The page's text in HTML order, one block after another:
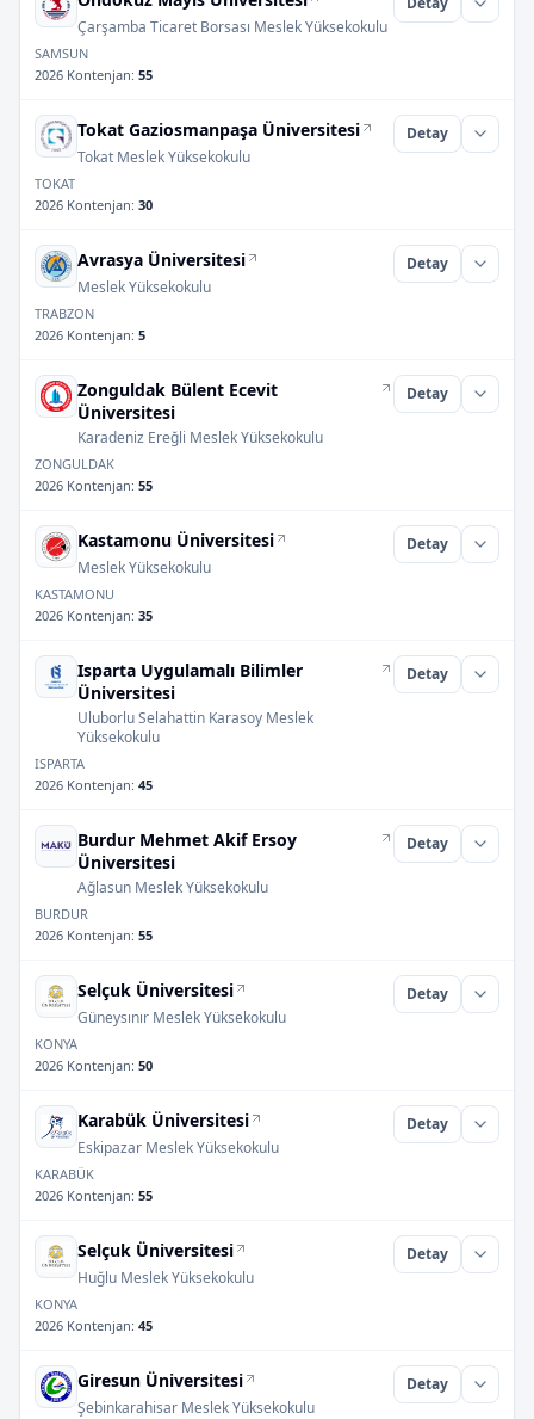
Çarşamba Ticaret Borsası Meslek Yüksekokulu
SAMSUN
2026 Kontenjan: 55
Tokat Gaziosmanpaşa Üniversitesi
Tokat Meslek Yüksekokulu
Detay
TOKAT
2026 Kontenjan: 30
Avrasya Üniversitesi
Meslek Yüksekokulu
Detay
TRABZON
2026 Kontenjan: 5
Zonguldak Bülent Ecevit
Üniversitesi
Karadeniz Ereğli Meslek Yüksekokulu
Detay
ZONGULDAK
2026 Kontenjan: 55
Kastamonu Üniversitesi
Meslek Yüksekokulu
Detay
KASTAMONU
2026 Kontenjan: 35
Isparta Uygulamalı Bilimler
Üniversitesi
Uluborlu Selahattin Karasoy Meslek
Yüksekokulu
Detay
ISPARTA
2026 Kontenjan: 45
Burdur Mehmet Akif Ersoy
Üniversitesi
Ağlasun Meslek Yüksekokulu
Detay
BURDUR
2026 Kontenjan: 55
Selçuk Üniversitesi
Güneysınır Meslek Yüksekokulu
Detay
KONYA
2026 Kontenjan: 50
Karabük Üniversitesi
Eskipazar Meslek Yüksekokulu
Detay
KARABÜK
2026 Kontenjan: 55
Selçuk Üniversitesi
Huğlu Meslek Yüksekokulu
Detay
KONYA
2026 Kontenjan: 45
Giresun Üniversitesi
Şebinkarahisar Meslek Yüksekokulu
Detay